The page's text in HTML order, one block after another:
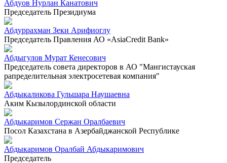
Абдуов Нурлан Канатович
Председатель Президиума
Абдуррахман Зеки Арифиоглу
Председатель Правления АО «AsiaCredit Bank»
Абдыгулов Мурат Кенесович
Председатель совета директоров в АО "Мангистауская
рапределительная электросетевая компания"
Абдыкаликова Гульшара Наушаевна
Аким Кызылординской области
Абдыкаримов Сержан Оралбаевич
Посол Казахстана в Азербайджанской Республике
Абдыкаримов Оралбай Абдыкаримович
Председатель